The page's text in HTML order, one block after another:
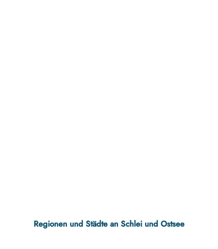
Regionen und Städte an Schlei und Ostsee